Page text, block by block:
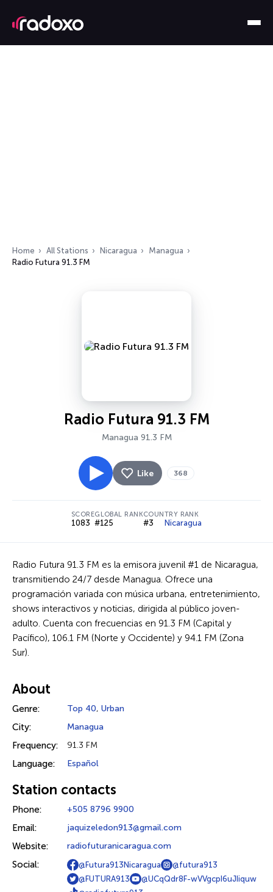
Home All Stations Nicaragua
Managua
Radio Futura 91.3 FM
Radio Futura 91.3 FM
Managua 91.3 FM
Like 368
SCORE
1083
GLOBAL RANK
#125
COUNTRY RANK
#3 Nicaragua
Radio Futura 91.3 FM es la emisora juvenil #1 de Nicaragua,
transmitiendo 24/7 desde Managua. Ofrece una
programación variada con música urbana, entretenimiento,
shows interactivos y noticias, dirigida al público joven-
adulto. Cuenta con frecuencias en 91.3 FM (Capital y
Pacífico), 106.1 FM (Norte y Occidente) y 94.1 FM (Zona
Sur).
About
Genre: Top 40, Urban
City: Managua
Frequency: 91.3 FM
Language: Español
Station contacts
Phone: +505 8796 9900
Email: jaquizeledon913@gmail.com
Website: radiofuturanicaragua.com
Social: @Futura913Nicaragua
@futura913
@FUTURA913
@UCqQdr8F-wVVgcpI6uJIiquw